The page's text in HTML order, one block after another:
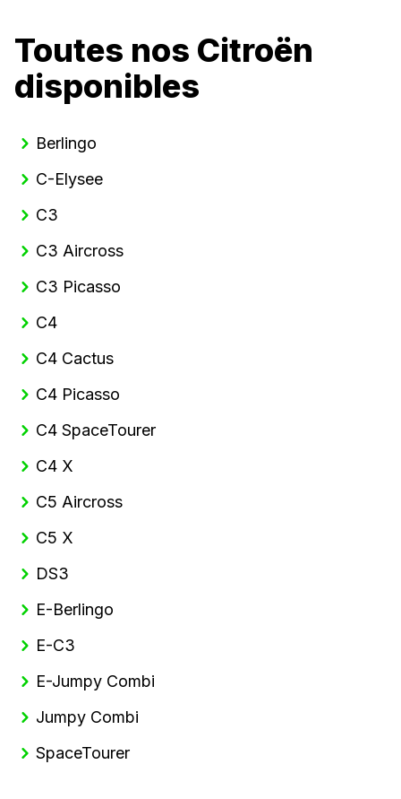
Toutes nos Citroën
disponibles
Berlingo
C-Elysee
C3
C3 Aircross
C3 Picasso
C4
C4 Cactus
C4 Picasso
C4 SpaceTourer
C4 X
C5 Aircross
C5 X
DS3
E-Berlingo
E-C3
E-Jumpy Combi
Jumpy Combi
SpaceTourer